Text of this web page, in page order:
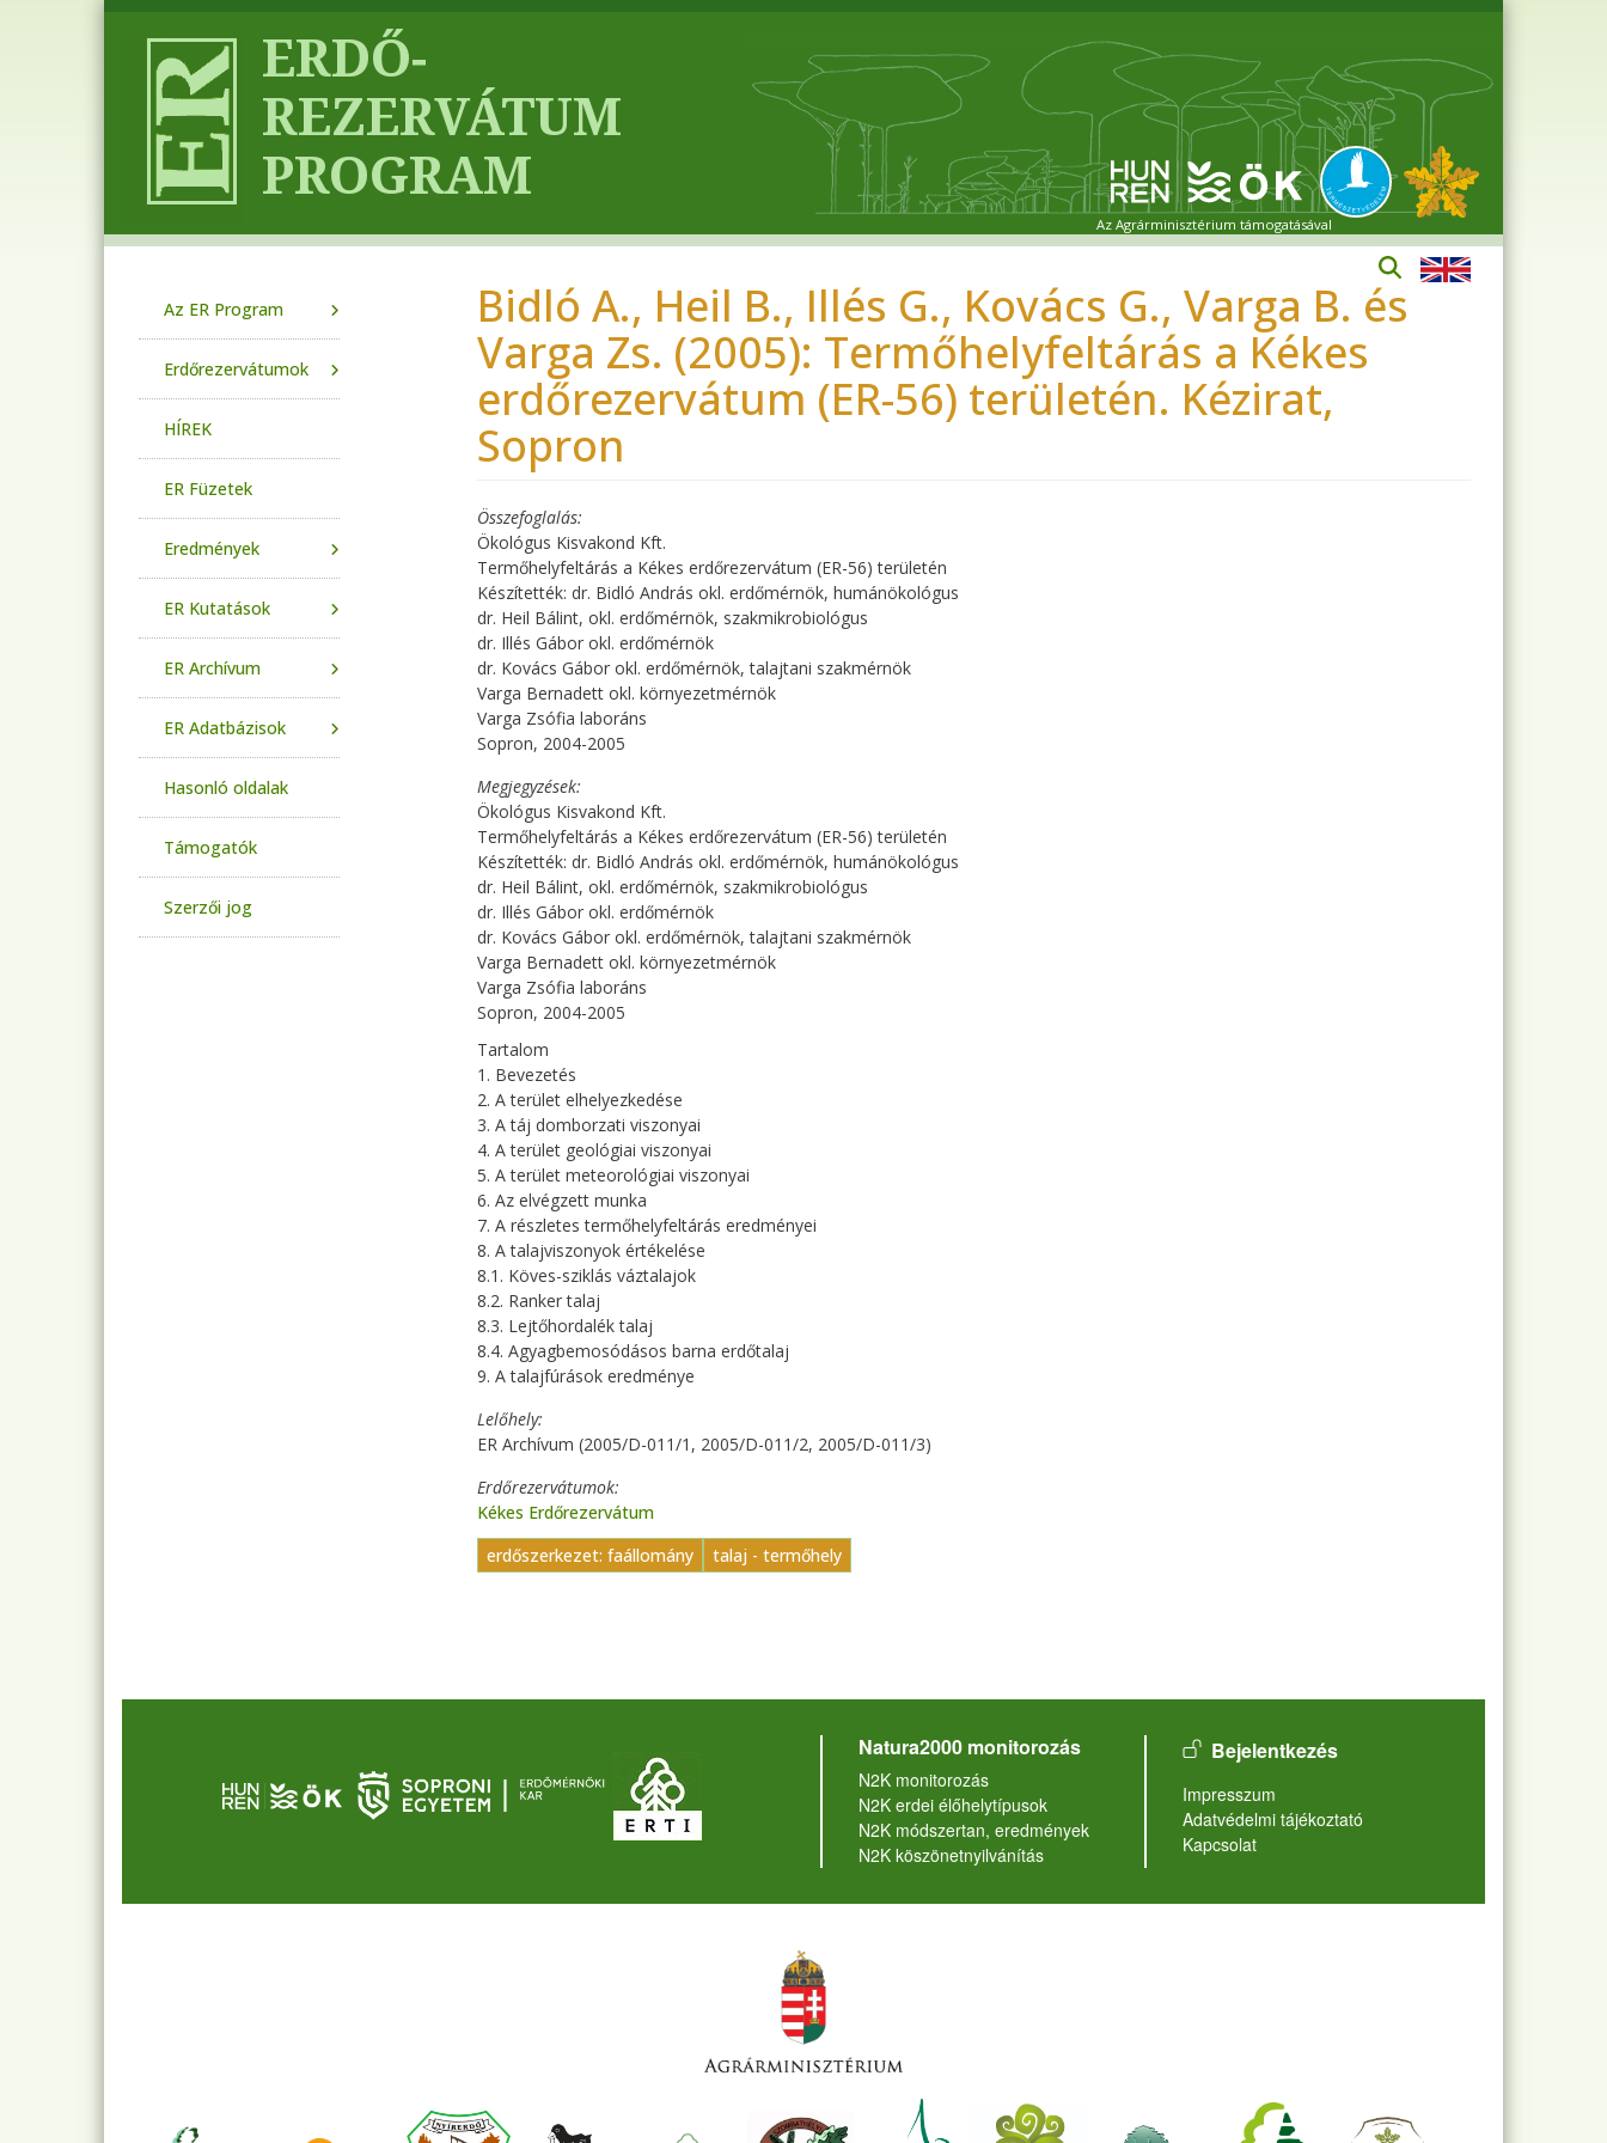
Az Agrárminisztérium támogatásával
Bidló A., Heil B., Illés G., Kovács G., Varga B. és
Varga Zs. (2005): Termőhelyfeltárás a Kékes
erdőrezervátum (ER-56) területén. Kézirat,
Sopron
Összefoglalás
Ökológus Kisvakond Kft.
Termőhelyfeltárás a Kékes erdőrezervátum (ER-56) területén
Készítették: dr. Bidló András okl. erdőmérnök, humánökológus
dr. Heil Bálint, okl. erdőmérnök, szakmikrobiológus
dr. Illés Gábor okl. erdőmérnök
dr. Kovács Gábor okl. erdőmérnök, talajtani szakmérnök
Varga Bernadett okl. környezetmérnök
Varga Zsófia laboráns
Sopron, 2004-2005
Megjegyzések
Ökológus Kisvakond Kft.
Termőhelyfeltárás a Kékes erdőrezervátum (ER-56) területén
Készítették: dr. Bidló András okl. erdőmérnök, humánökológus
dr. Heil Bálint, okl. erdőmérnök, szakmikrobiológus
dr. Illés Gábor okl. erdőmérnök
dr. Kovács Gábor okl. erdőmérnök, talajtani szakmérnök
Varga Bernadett okl. környezetmérnök
Varga Zsófia laboráns
Sopron, 2004-2005
Tartalom
1. Bevezetés
2. A terület elhelyezkedése
3. A táj domborzati viszonyai
4. A terület geológiai viszonyai
5. A terület meteorológiai viszonyai
6. Az elvégzett munka
7. A részletes termőhelyfeltárás eredményei
8. A talajviszonyok értékelése
8.1. Köves-sziklás váztalajok
8.2. Ranker talaj
8.3. Lejtőhordalék talaj
8.4. Agyagbemosódásos barna erdőtalaj
9. A talajfúrások eredménye
Lelőhely
ER Archívum (2005/D-011/1, 2005/D-011/2, 2005/D-011/3)
Erdőrezervátumok
Kékes Erdőrezervátum
erdőszerkezet: faállomány
talaj - termőhely
Az ER Program
Erdőrezervátumok
HÍREK
ER Füzetek
Eredmények
ER Kutatások
ER Archívum
ER Adatbázisok
Hasonló oldalak
Támogatók
Szerzői jog
Natura2000 monitorozás
N2K monitorozás
N2K erdei élőhelytípusok
N2K módszertan, eredmények
N2K köszönetnyilvánítás
User account menu
Bejelentkezés
Lábléc
Impresszum
Adatvédelmi tájékoztató
Kapcsolat